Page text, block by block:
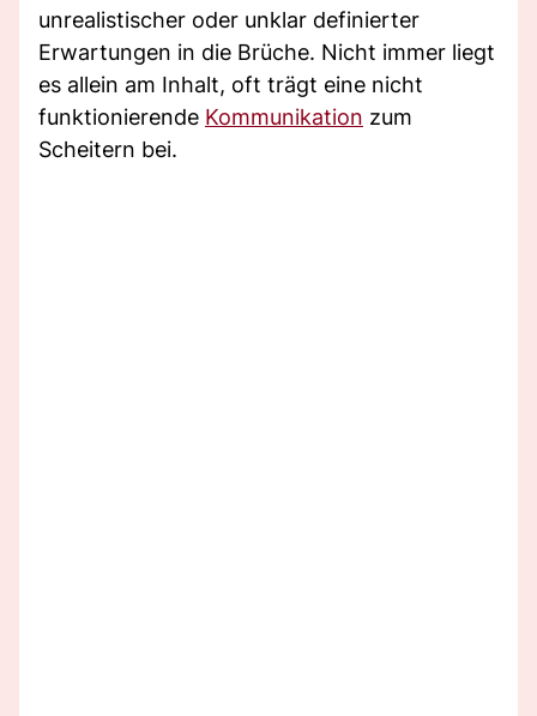
unrealistischer oder unklar definierter
Erwartungen in die Brüche. Nicht immer liegt
es allein am Inhalt, oft trägt eine nicht
funktionierende Kommunikation zum
Scheitern bei.